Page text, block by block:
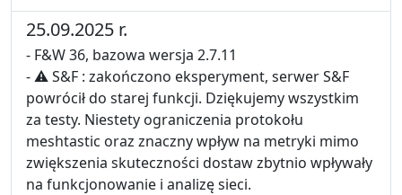
25.09.2025 r.
- F&W 36, bazowa wersja 2.7.11
- ⚠ S&F : zakończono eksperyment, serwer S&F
powrócił do starej funkcji. Dziękujemy wszystkim
za testy. Niestety ograniczenia protokołu
meshtastic oraz znaczny wpływ na metryki mimo
zwiększenia skuteczności dostaw zbytnio wpływały
na funkcjonowanie i analizę sieci.